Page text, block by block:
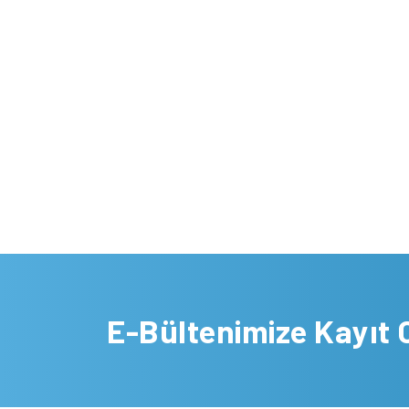
E-Bültenimize Kayıt